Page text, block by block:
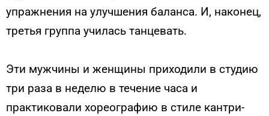
упражнения на улучшения баланса. И, наконец,
третья группа училась танцевать.
Эти мужчины и женщины приходили в студию
три раза в неделю в течение часа и
практиковали хореографию в стиле кантри-